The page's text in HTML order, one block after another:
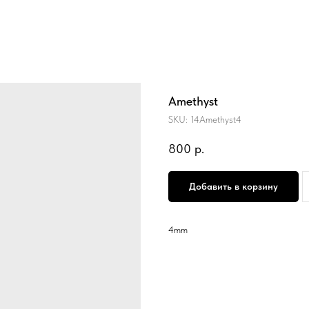
Amethyst
SKU: 14Amethyst4
800 р.
Добавить в корзину
4mm